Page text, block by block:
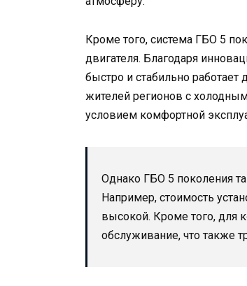
Кроме того, система ГБО 5
двигателя. Благодаря
быстро и стабильно работает
жителей регионов с
условием комфортной
Однако ГБО 5 поколения
Например, стоимость
высокой. Кроме того, для
обслуживание, что также